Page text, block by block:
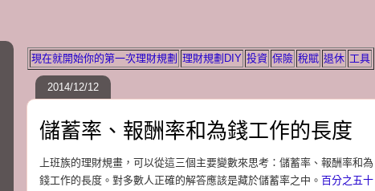
現在就開始你的第一次理財規劃 理財規劃DIY 投資 保險 稅賦 退休 工具
2014/12/12
儲蓄率、報酬率和為錢工作的長度
上班族的理財規畫，可以從這三個主要變數來思考：儲蓄率、報酬率和為
錢工作的長度。對多數人正確的解答應該是藏於儲蓄率之中。 百分之五十